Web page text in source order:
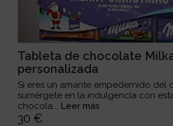
Tableta de chocolate
personalizada
Si eres un amante empedernido del
sumérgete en la indulgencia con
chocola... Leer más
30 €